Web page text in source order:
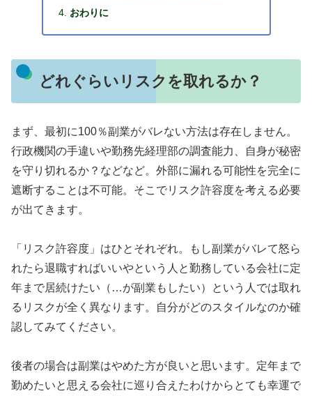
おわりに
どれぐらいリスクを取れるか？
まず、最初に100％副業がバレない方法は存在しません。
行政機関の手違いや勤務先経理部の調査能力、自身が秘密
を守り切れるか？などなど。外部に漏れる可能性を完全に
遮断することは不可能。そこでリスク許容度を考える必要
が出てきます。
「リスク許容度」はひとそれぞれ。もし副業がバレて怒ら
れたら退職すればいいやという人と勤務している会社に定
年まで居続けたい（…が副業もしたい）という人では取れ
るリスクが全く異なります。自分がどのスタイルなのか確
認してみてください。
後者の場合は副業はやめた方が良いと思います。定年まで
勤めたいと思える会社に巡り合えたわけからとても幸運で